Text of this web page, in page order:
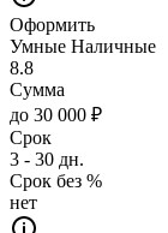
Оформить
Умные Наличные
8.8
Сумма
до 30 000 ₽
Срок
3 - 30 дн.
Срок без %
нет